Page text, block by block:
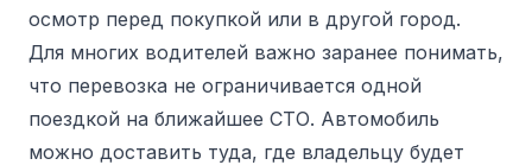
осмотр перед покупкой или в другой город.
Для многих водителей важно заранее понимать,
что перевозка не ограничивается одной
поездкой на ближайшее СТО. Автомобиль
можно доставить туда, где владельцу будет